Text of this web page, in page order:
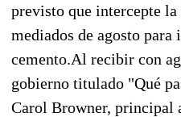
previsto que intercepte la
mediados de agosto
cemento.Al recibir con
gobierno titulado "Qué
Carol Browner, principal